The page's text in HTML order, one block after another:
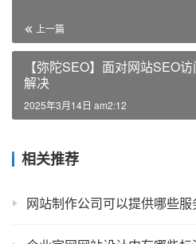
上一篇
【弥陀SEO】面对网站SEO
解决
2025年3月14日 am2:12
相关推荐
网站制作公司可以提供哪些服